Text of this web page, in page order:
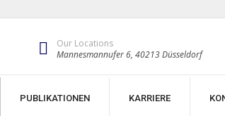
Our Locations
Mannesmannufer 6, 40213 Düsseldorf
PUBLIKATIONEN KARRIERE